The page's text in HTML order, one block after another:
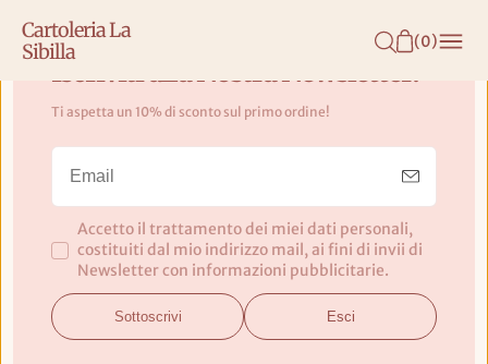
Cartoleria La
Sibilla
(0)
Refill per Planner Ingeniox A5
Classic - Carchivo
Vista settimanale, 144
pagine da 100 g
Prezzo
base
€9,50 EUR
Iscriviti alla Nostra Newsletter!
Ti aspetta un 10% di sconto sul primo ordine!
Accetto il trattamento dei miei dati personali,
costituiti dal mio indirizzo mail, ai fini di invii di
Newsletter con informazioni pubblicitarie.
Sottoscrivi Esci